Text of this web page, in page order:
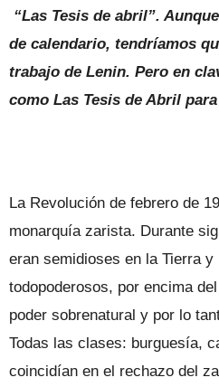
“Las Tesis de abril”.
de calendario, tendríamos
trabajo de Lenin. Pero en
como Las Tesis de Abril
La Revolución de febrero de
monarquía zarista. Durante
eran semidioses en la Tierra y
todopoderosos, por encima
poder sobrenatural y por lo
Todas las clases: burguesía,
coincidían en el rechazo del